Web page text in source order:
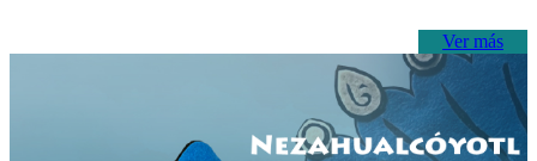
Ver más